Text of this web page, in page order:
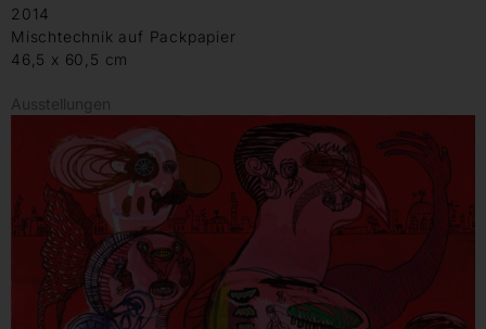
2014
Mischtechnik auf Packpapier
46,5 x 60,5 cm
Ausstellungen